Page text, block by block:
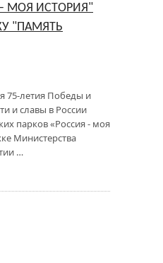
МОЯ ИСТОРИЯ"
"ПАМЯТЬ
75-летия Победы и
и славы в России
парков «Россия - моя
Министерства
…